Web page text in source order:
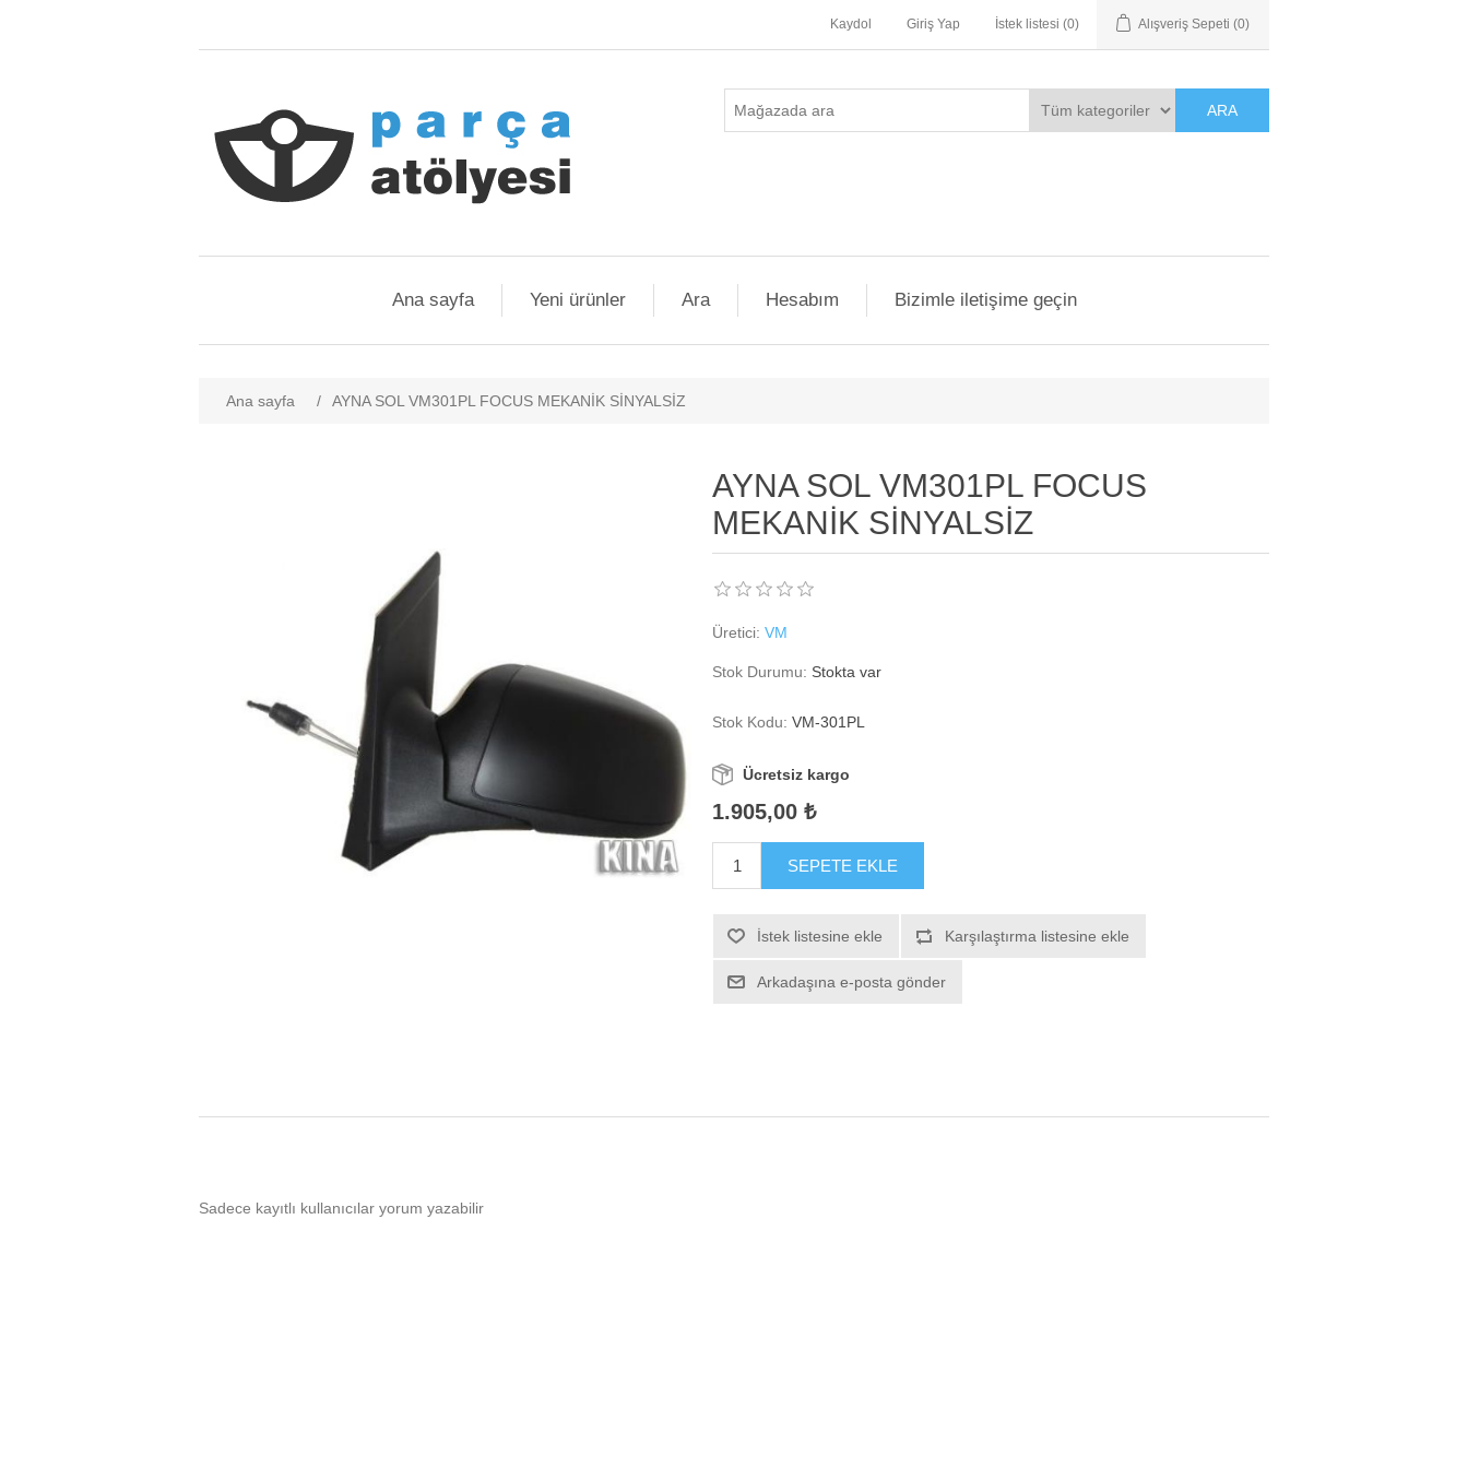
Kaydol Giriş Yap İstek listesi (0) Alışveriş Sepeti (0)
ARA
Ana sayfa Yeni ürünler Ara Hesabım Bizimle iletişime geçin
Ana sayfa / AYNA SOL VM301PL FOCUS MEKANİK SİNYALSİZ
AYNA SOL VM301PL FOCUS
MEKANİK SİNYALSİZ
Üretici: VM
Stok Durumu: Stokta var
Stok Kodu: VM-301PL
Ücretsiz kargo
1.905,00 ₺
SEPETE EKLE
İstek listesine ekle Karşılaştırma listesine ekle
Arkadaşına e-posta gönder
Sadece kayıtlı kullanıcılar yorum yazabilir